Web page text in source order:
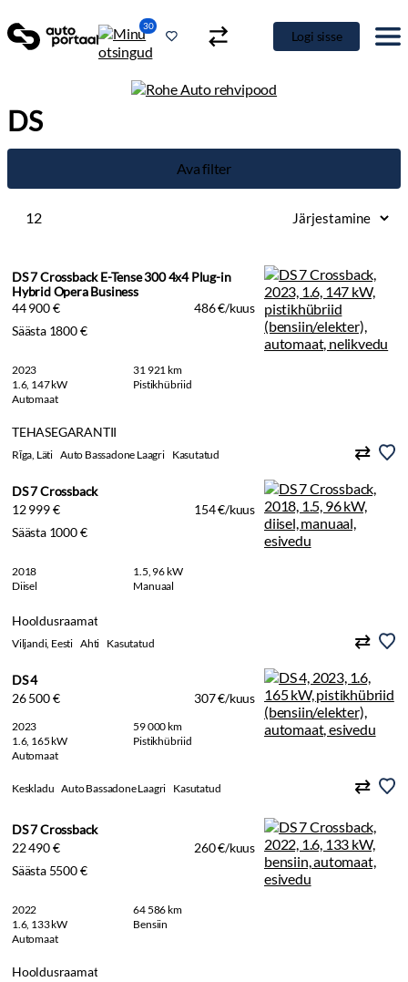
30
Logi sisse
DS
Ava filter
12
DS 7 Crossback E-Tense 300 4x4 Plug-in
Hybrid Opera Business
44 900 €
486 €/kuus
Säästa 1800 €
2023
31 921 km
1.6, 147 kW
Pistikhübriid
Automaat
TEHASEGARANTII
Rīga, Läti Auto Bassadone Laagri Kasutatud
DS 7 Crossback
12 999 €
154 €/kuus
Säästa 1000 €
2018
1.5, 96 kW
Diisel
Manuaal
Hooldusraamat
Viljandi, Eesti Ahti Kasutatud
DS 4
26 500 €
307 €/kuus
2023
59 000 km
1.6, 165 kW
Pistikhübriid
Automaat
Keskladu Auto Bassadone Laagri Kasutatud
DS 7 Crossback
22 490 €
260 €/kuus
Säästa 5500 €
2022
64 586 km
1.6, 133 kW
Bensiin
Automaat
Hooldusraamat